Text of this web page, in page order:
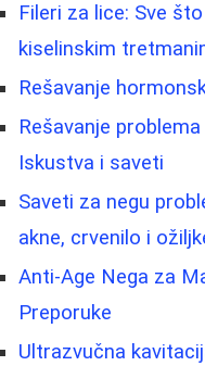
Fileri za lice: Sve
kiselinskim
Rešavanje
Rešavanje
Iskustva i saveti
Saveti za negu
akne, crvenilo i
Anti-Age Nega za
Preporuke
Ultrazvučna